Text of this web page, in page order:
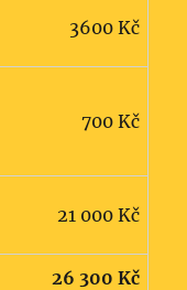
3600 Kč
700 Kč
21 000 Kč
26 300 Kč